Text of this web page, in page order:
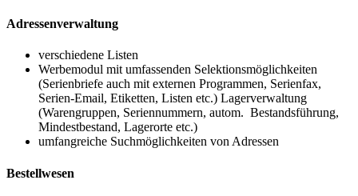
Adressenverwaltung
verschiedene Listen
Werbemodul mit umfassenden Selektionsmöglichkeiten
(Serienbriefe auch mit externen Programmen, Serienfax,
Serien-Email, Etiketten, Listen etc.) Lagerverwaltung
(Warengruppen, Seriennummern, autom. Bestandsführung,
Mindestbestand, Lagerorte etc.)
umfangreiche Suchmöglichkeiten von Adressen
Bestellwesen